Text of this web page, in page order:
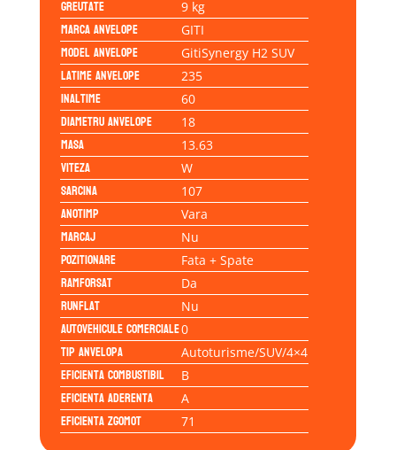
Greutate 9 kg
Marca anvelope GITI
Model anvelope GitiSynergy H2 SUV
Latime anvelope 235
Inaltime 60
Diametru anvelope 18
Masa 13.63
Viteza W
Sarcina 107
Anotimp Vara
Marcaj Nu
Pozitionare Fata + Spate
Ramforsat Da
Runflat Nu
Autovehicule comerciale0
Tip anvelopa Autoturisme/SUV/4×4
Eficienta Combustibil B
Eficienta Aderenta A
Eficienta Zgomot 71